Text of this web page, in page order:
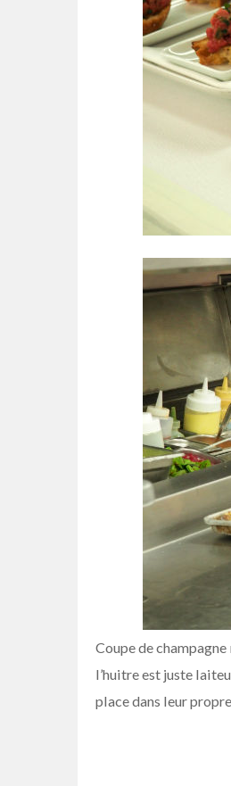
Coupe de
l’huitre est juste
place dans leur